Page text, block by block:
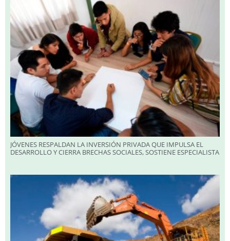
JÓVENES RESPALDAN LA INVERSIÓN PRIVADA QUE IMPULSA EL
DESARROLLO Y CIERRA BRECHAS SOCIALES, SOSTIENE ESPECIALISTA